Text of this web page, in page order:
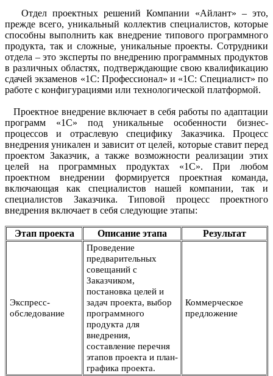
Отдел проектных решений Компании «Айлант» – это,
прежде всего, уникальный коллектив специалистов, которые
способны выполнить как внедрение типового программного
продукта, так и сложные, уникальные проекты. Сотрудники
отдела – это эксперты по внедрению программных продуктов
в различных областях, подтверждающие свою квалификацию
сдачей экзаменов «1С: Профессионал» и «1С: Специалист» по
работе с конфигурациями или технологической платформой.
Проектное внедрение включает в себя работы по адаптации
программ «1С» под уникальные особенности бизнес-
процессов и отраслевую специфику Заказчика. Процесс
внедрения уникален и зависит от целей, которые ставит перед
проектом Заказчик, а также возможности реализации этих
целей на программных продуктах «1С». При любом
проектном внедрении формируется проектная команда,
включающая как специалистов нашей компании, так и
специалистов Заказчика. Типовой процесс проектного
внедрения включает в себя следующие этапы:
Этап проекта Описание этапа Результат
Экспресс-
обследование
Проведение
предварительных
совещаний с
Заказчиком,
постановка целей и
задач проекта, выбор
программного
продукта для
внедрения,
составление перечня
этапов проекта и план-
графика проекта.
Коммерческое
предложение